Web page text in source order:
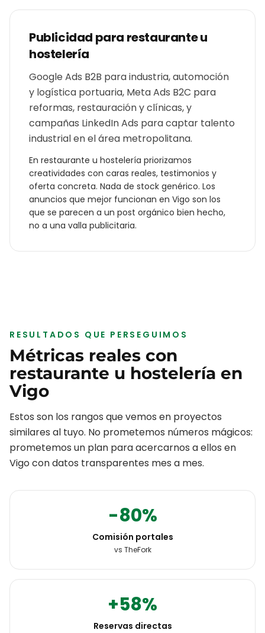
Publicidad para restaurante u
hostelería
Google Ads B2B para industria, automoción
y logística portuaria, Meta Ads B2C para
reformas, restauración y clínicas, y
campañas LinkedIn Ads para captar talento
industrial en el área metropolitana.
En restaurante u hostelería priorizamos
creatividades con caras reales, testimonios y
oferta concreta. Nada de stock genérico. Los
anuncios que mejor funcionan en Vigo son los
que se parecen a un post orgánico bien hecho,
no a una valla publicitaria.
RESULTADOS QUE PERSEGUIMOS
Métricas reales con
restaurante u hostelería en
Vigo
Estos son los rangos que vemos en proyectos
similares al tuyo. No prometemos números mágicos:
prometemos un plan para acercarnos a ellos en
Vigo con datos transparentes mes a mes.
-80%
Comisión portales
vs TheFork
+58%
Reservas directas